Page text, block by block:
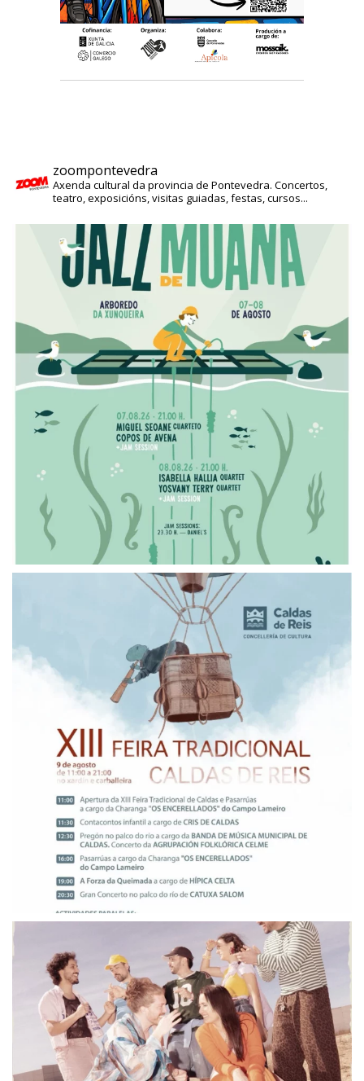
zoompontevedra
Axenda cultural da provincia de Pontevedra. Concertos,
teatro, exposicións, visitas guiadas, festas, cursos...